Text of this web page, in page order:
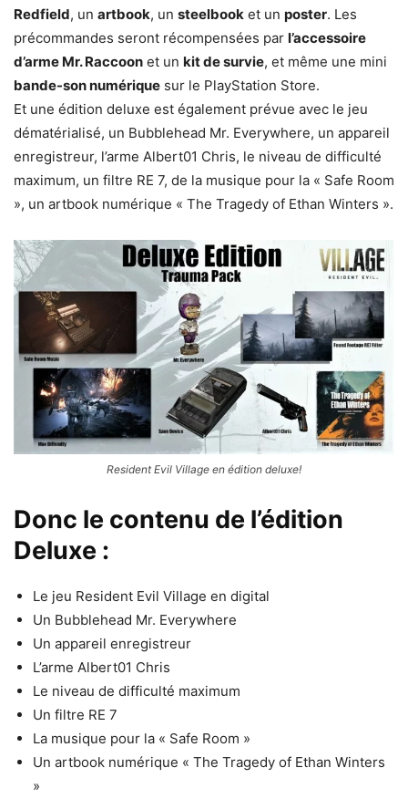
Redfield, un artbook, un steelbook et un poster. Les
précommandes seront récompensées par l’accessoire
d’arme Mr. Raccoon et un kit de survie, et même une mini
bande-son numérique sur le PlayStation Store.
Et une édition deluxe est également prévue avec le jeu
dématérialisé, un Bubblehead Mr. Everywhere, un appareil
enregistreur, l’arme Albert01 Chris, le niveau de difficulté
maximum, un filtre RE 7, de la musique pour la « Safe Room
», un artbook numérique « The Tragedy of Ethan Winters ».
Resident Evil Village en édition deluxe!
Donc le contenu de l’édition
Deluxe :
Le jeu Resident Evil Village en digital
Un Bubblehead Mr. Everywhere
Un appareil enregistreur
L’arme Albert01 Chris
Le niveau de difficulté maximum
Un filtre RE 7
La musique pour la « Safe Room »
Un artbook numérique « The Tragedy of Ethan Winters
»